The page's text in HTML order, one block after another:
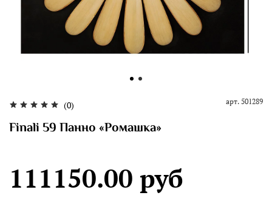
(0) арт. 501289
Finali 59 Панно «Ромашка»
111150.00 руб